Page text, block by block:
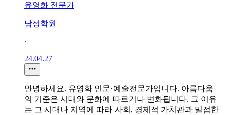
유영화 전문가
남성학원
∙
24.04.27
안녕하세요. 유영화 인문·예술전문가입니다. 아름다움
의 기준은 시대와 문화에 따르거나 변화됩니다. 그 이유
는 그 시대나 지역에 따라 사회, 경제적 가치관과 밀접한